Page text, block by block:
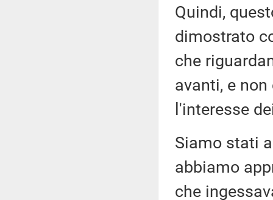
Quindi,
dimostrato
che
avanti, e
l'interesse
Siamo stati
abbiamo
che